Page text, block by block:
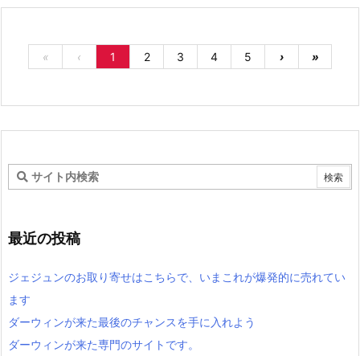
« ‹ 1 2 3 4 5 › »
最近の投稿
ジェジュンのお取り寄せはこちらで、いまこれが爆発的に売れてい
ます
ダーウィンが来た最後のチャンスを手に入れよう
ダーウィンが来た専門のサイトです。